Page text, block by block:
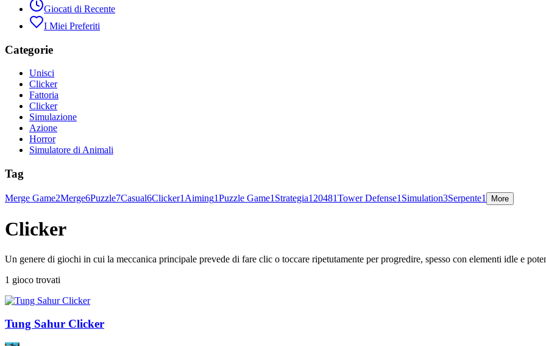
Giocati di Recente
I Miei Preferiti
Categorie
Unisci
Clicker
Fattoria
Clicker
Simulazione
Azione
Horror
Simulatore di Animali
Tag
Merge Game2Merge6Puzzle7Casual6Clicker1 Aiming1Puzzle Game1 Strategia1 20481Tower Defense1 Simulation3Serpente1 More
Clicker
Un genere di giochi in cui la meccanica principale prevede di fare clic o toccare ripetutamente per progredire, spesso con elementi idle e
1 gioco trovati
Tung Sahur Clicker